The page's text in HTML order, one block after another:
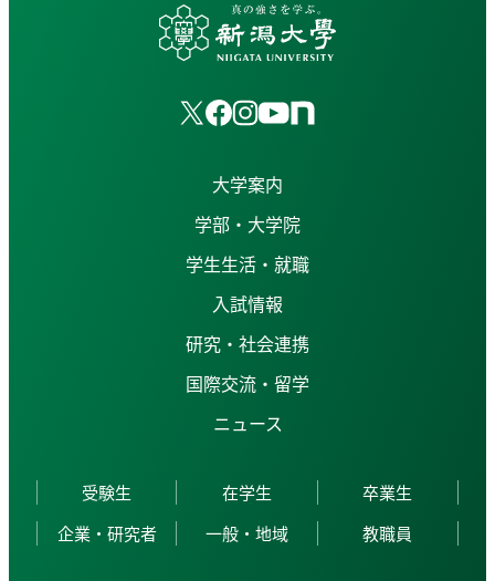
大学案内
学部・大学院
学生生活・就職
入試情報
研究・社会連携
国際交流・留学
ニュース
受験生 在学生
卒業生
企業・研究者
一般・地域 教職員